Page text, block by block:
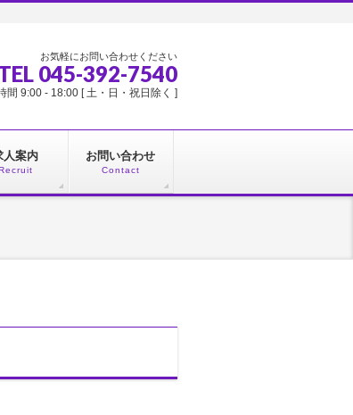
お気軽にお問い合わせください
045-392-7540
間 9:00 - 18:00 [ 土・日・祝日除く ]
人案内 お問い合わせ
Contact